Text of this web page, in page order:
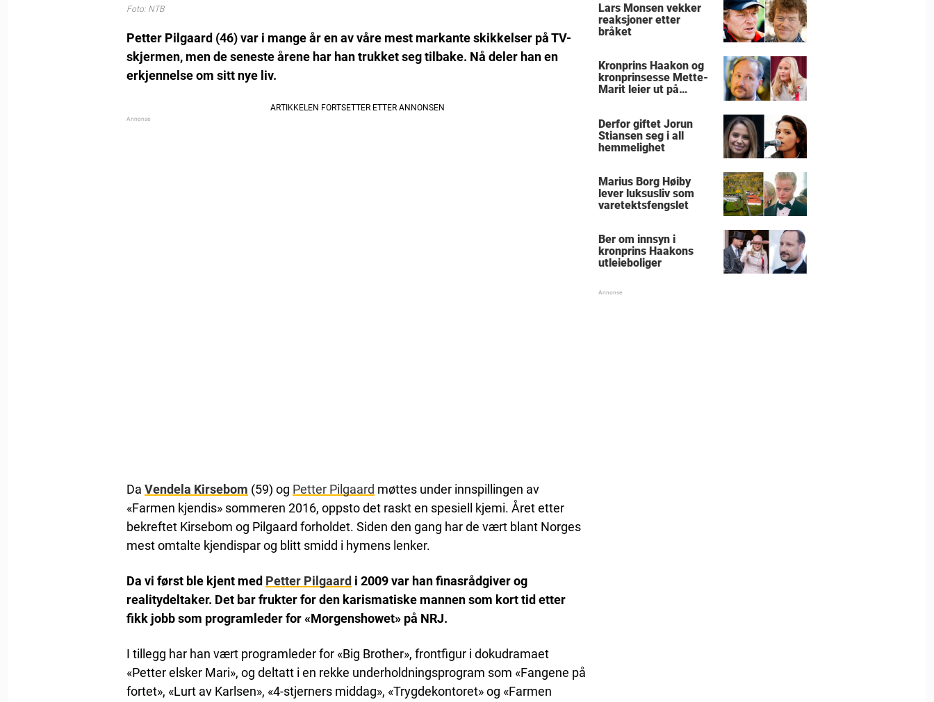
Foto: NTB
Petter Pilgaard (46) var i mange år en av våre mest markante skikkelser på TV-
skjermen, men de seneste årene har han trukket seg tilbake. Nå deler han en
erkjennelse om sitt nye liv.
Da Vendela Kirsebom (59) og Petter Pilgaard møttes under innspillingen av
«Farmen kjendis» sommeren 2016, oppsto det raskt en spesiell kjemi. Året etter
bekreftet Kirsebom og Pilgaard forholdet. Siden den gang har de vært blant Norges
mest omtalte kjendispar og blitt smidd i hymens lenker.
Da vi først ble kjent med Petter Pilgaard i 2009 var han finasrådgiver og
realitydeltaker. Det bar frukter for den karismatiske mannen som kort tid etter
fikk jobb som programleder for «Morgenshowet» på NRJ.
I tillegg har han vært programleder for «Big Brother», frontfigur i dokudramaet
«Petter elsker Mari», og deltatt i en rekke underholdningsprogram som «Fangene på
fortet», «Lurt av Karlsen», «4-stjerners middag», «Trygdekontoret» og «Farmen
Lars Monsen vekker
reaksjoner etter
bråket
Kronprins Haakon og
kronprinsesse Mette-
Marit leier ut på
Derfor giftet Jorun
Stiansen seg i all
hemmelighet
Marius Borg Høiby
lever luksusliv som
varetektsfengslet
Ber om innsyn i
kronprins Haakons
utleieboliger